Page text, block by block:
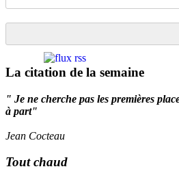
La citation de la semaine
" Je ne cherche pas les premières
à part"
Jean Cocteau
Tout chaud